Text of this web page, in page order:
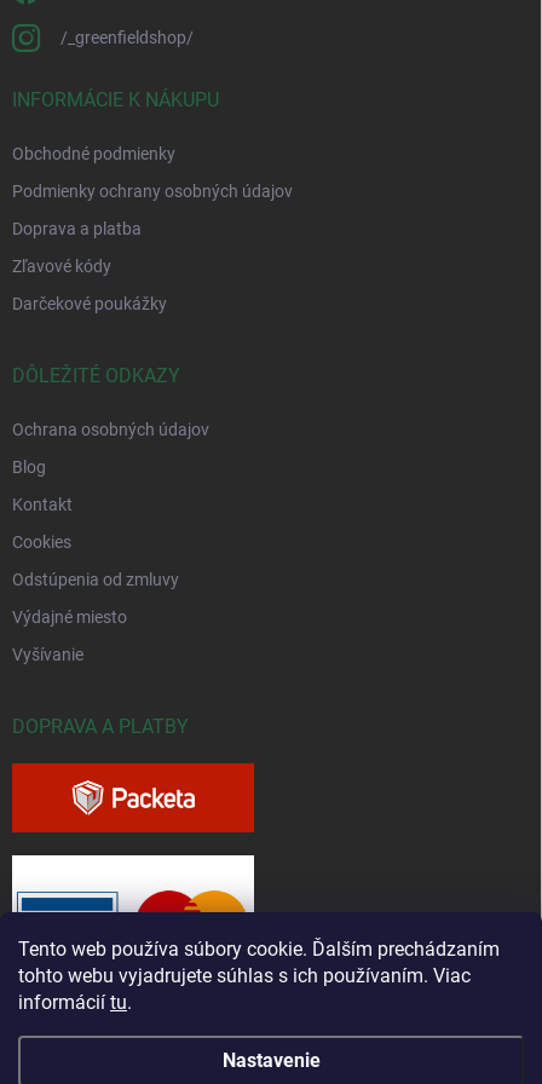
Tento web používa súbory cookie. Ďalším prechádzaním
tohto webu vyjadrujete súhlas s ich používaním. Viac
informácií tu.
Nastavenie
/_greenfieldshop/
INFORMÁCIE K NÁKUPU
Obchodné podmienky
Podmienky ochrany osobných údajov
Doprava a platba
Zľavové kódy
Darčekové poukážky
DÔLEŽITÉ ODKAZY
Ochrana osobných údajov
Blog
Kontakt
Cookies
Odstúpenia od zmluvy
Výdajné miesto
Vyšívanie
DOPRAVA A PLATBY